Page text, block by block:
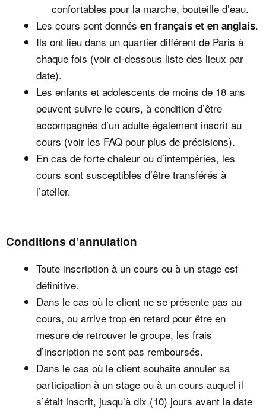
confortables pour la marche, bouteille d’eau.
Les cours sont donnés en français et en anglais.
Ils ont lieu dans un quartier différent de Paris à
chaque fois (voir ci-dessous liste des lieux par
date).
Les enfants et adolescents de moins de 18 ans
peuvent suivre le cours, à condition d’être
accompagnés d’un adulte également inscrit au
cours (voir les FAQ pour plus de précisions).
En cas de forte chaleur ou d’intempéries, les
cours sont susceptibles d’être transférés à
l’atelier.
Conditions d’annulation
Toute inscription à un cours ou à un stage est
définitive.
Dans le cas où le client ne se présente pas au
cours, ou arrive trop en retard pour être en
mesure de retrouver le groupe, les frais
d’inscription ne sont pas remboursés.
Dans le cas où le client souhaite annuler sa
participation à un stage ou à un cours auquel il
s’était inscrit, jusqu’à dix (10) jours avant la date